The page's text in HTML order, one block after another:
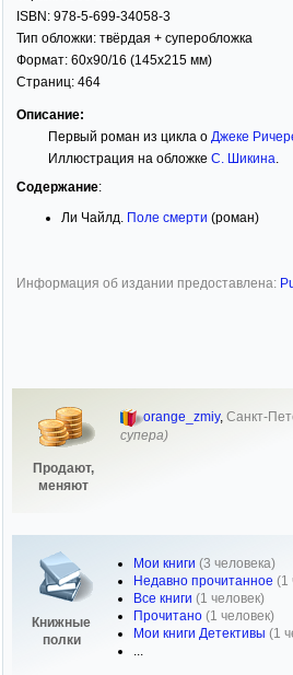
ISBN: 978-5-699-34058-3
Тип обложки: твёрдая + суперобложка
Формат: 60x90/16 (145x215 мм)
Страниц: 464
Описание:
Первый роман из цикла о Джеке
Иллюстрация на обложке С. Шикина
Содержание:
Ли Чайлд. Поле смерти (роман)
Информация об издании предоставлена:
Продают,
меняют
orange_zmiy, Санкт-
супера)
Книжные
полки
Мои книги (3 человека)
Недавно прочитанное (1
Все книги (1 человек)
Прочитано (1 человек)
Мои книги Детективы (1
...